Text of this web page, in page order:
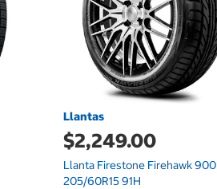
Llantas
$2,249.00
Llanta Firestone Firehawk 900
205/60R15 91H